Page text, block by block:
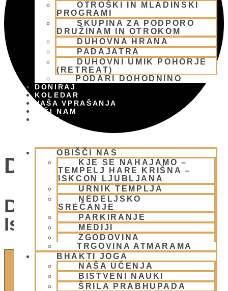
OTROŠKI IN MLADINSKI
PROGRAMI
SKUPINA ZA PODPORO
DRUŽINAM IN OTROKOM
DUHOVNA HRANA
PADAJATRA
DUHOVNI UMIK POHORJE
(RETREAT)
PODARI DOHODNINO
DONIRAJ
KOLEDAR
VAŠA VPRAŠANJA
PIŠI NAM
BLOG
OBIŠČI NAS
KJE SE NAHAJAMO –
TEMPELJ HARE KRIŠNA –
ISKCON LJUBLJANA
URNIK TEMPLJA
NEDELJSKO
SREČANJE
PARKIRANJE
MEDIJI
ZGODOVINA
TRGOVINA ATMARAMA
BHAKTI JOGA
NAŠA UČENJA
BISTVENI NAUKI
ŠRILA PRABHUPADA
Dogodki
Dogodki Navigacija Za
Iskanje In Oglede